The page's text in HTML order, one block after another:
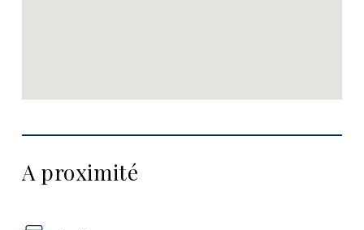
A proximité